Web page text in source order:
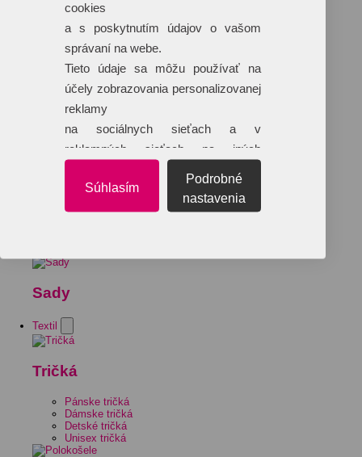
Sady
Textil
Tričká
Pánske tričká
Dámske tričká
Detské tričká
Unisex tričká
cookies
a s poskytnutím údajov o vašom
správaní na webe.
Tieto údaje sa môžu používať na
účely zobrazovania personalizovanej
reklamy
na sociálnych sieťach a v
reklamných sieťach na iných
Súhlasím
Podrobné
nastavenia